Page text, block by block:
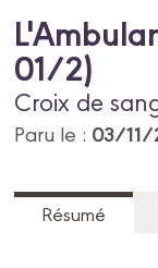
01/2)
Croix de
Paru le : 03/
Résumé